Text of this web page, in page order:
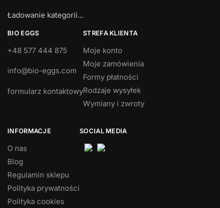
BIO EGGS
+48 577 444 875
info@bio-eggs.com
formularz kontaktowy
STREFA KLIENTA
Moje konto
Moje zamówienia
Formy płatności
Rodzaje wysyłek
Wymiany i zwroty
INFORMACJE
O nas
Blog
Regulamin sklepu
Polityka prywatności
Polityka cookies
SOCIAL MEDIA
Ładowanie kategorii...